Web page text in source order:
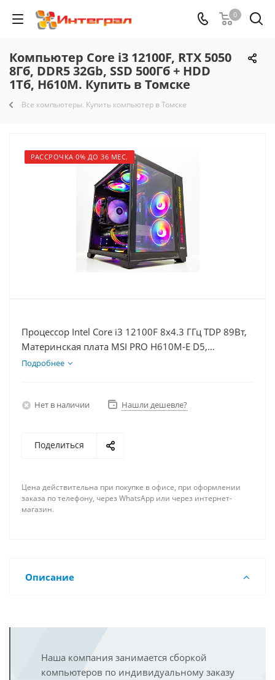
0
Компьютер Core i3 12100F, RTX 5050
8Гб, DDR5 32Gb, SSD 500Гб + HDD
1Тб, H610M. Купить в Томске
Все компьютеры. Купить компьютер в Томске
РАССРОЧКА 0% ДО 36 МЕС.
Процессор Intel Core i3 12100F 8x4.3 ГГц TDP 89Вт,
Материнская плата MSI PRO H610M-E D5,
Видеокарта RTX 5050 8Гб, Память DDR5 32Gb,
Подробнее
Нет в наличии Нашли дешевле?
Поделиться
Цена действительна при покупке в офисе, при оформлении
заказа по телефону, через WhatsApp или через интернет-
магазин.
Описание
Наша компания занимается сборкой
компьютеров по индивидуальному заказу